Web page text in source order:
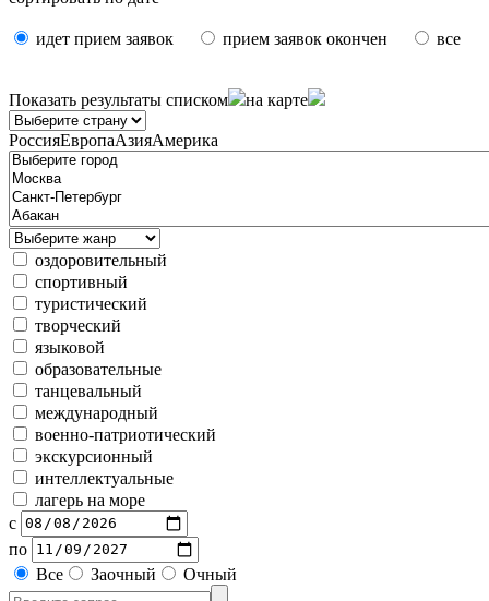
идет прием заявок прием заявок окончен все
Показать результаты списком на карте
РоссияЕвропаАзияАмерика
оздоровительный
спортивный
туристический
творческий
языковой
образовательные
танцевальный
международный
военно-патриотический
экскурсионный
интеллектуальные
лагерь на море
с
по
Все
Заочный Очный